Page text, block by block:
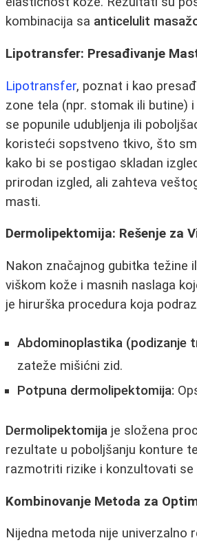
kombinacija sa anticelulit
Lipotransfer: Presađivanje
Lipotransfer, poznat i kao
zone tela (npr. stomak ili butine)
se popunile udubljenja ili
koristeći sopstveno tkivo, što
kako bi se postigao skladan
prirodan izgled, ali zahteva
masti.
Dermolipektomija: Rešenje za
Nakon značajnog gubitka težine
viškom kože i masnih naslaga
je hirurška procedura koja
Abdominoplastika (podizanje
zateže mišićni zid.
Potpuna dermolipektomija:
Dermolipektomija je složena
rezultate u poboljšanju konture
razmotriti rizike i konzultovati se
Kombinovanje Metoda za
Nijedna metoda nije